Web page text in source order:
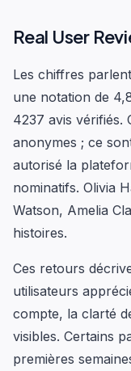
Real User
Les chiffres
une notation de
4237 avis vérifiés.
anonymes ; ce
autorisé la
nominatifs. Olivia
Watson, Amelia
histoires.
Ces retours
utilisateurs
compte, la clarté
visibles. Certains
premières